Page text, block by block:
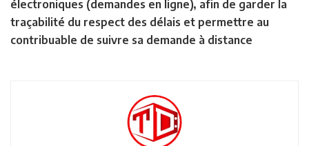
électroniques (demandes en ligne), afin de garder la
traçabilité du respect des délais et permettre au
contribuable de suivre sa demande à distance